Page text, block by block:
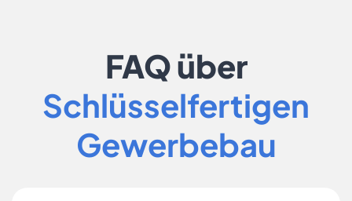
FAQ über
Schlüsselfertigen
Gewerbebau